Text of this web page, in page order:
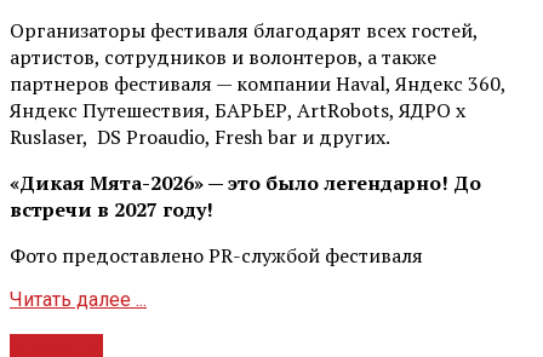
Организаторы фестиваля благодарят всех гостей,
артистов, сотрудников и волонтеров, а также
партнеров фестиваля — компании Haval, Яндекс 360,
Яндекс Путешествия, БАРЬЕР, ArtRobots, ЯДРО х
Ruslaser, DS Proaudio, Fresh bar и других.
«Дикая Мята-2026» — это было легендарно! До
встречи в 2027 году!
Фото предоставлено PR-службой фестиваля
Читать далее ...